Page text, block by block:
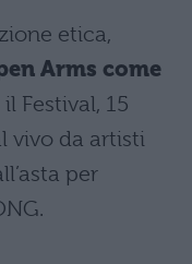
etica,
Arms come
Festival, 15
vivo da artisti
per